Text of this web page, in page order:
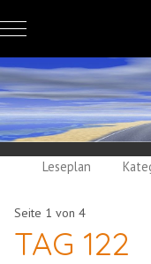
Mobile Menu Toggle
Leseplan
Seite 1 von 4
TAG 122